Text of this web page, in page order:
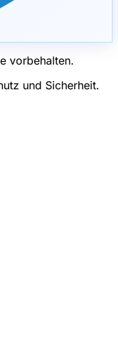
vorbehalten.
und Sicherheit.